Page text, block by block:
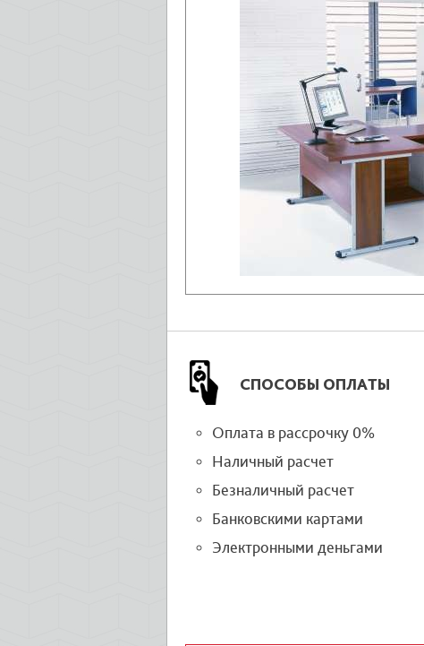
СПОСОБЫ ОПЛАТЫ
Оплата в рассрочку 0%
Наличный расчет
Безналичный расчет
Банковскими картами
Электронными деньгами